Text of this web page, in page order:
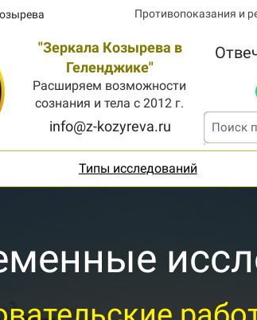
Противопоказания и
"Зеркала Козырева в
Геленджике"
Расширяем возможности
сознания и тела с 2012 г.
info@z-kozyreva.ru
Типы исследований